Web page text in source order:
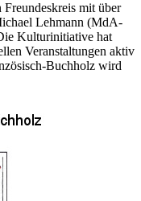
mit über
Lehmann (MdA-
Kulturinitiative hat
Veranstaltungen aktiv
Buchholz wird